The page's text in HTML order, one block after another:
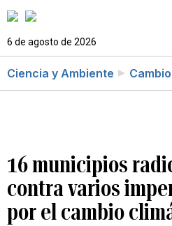
6 de agosto de 2026
Ciencia y Ambiente
16 municipios
contra varios
por el cambio